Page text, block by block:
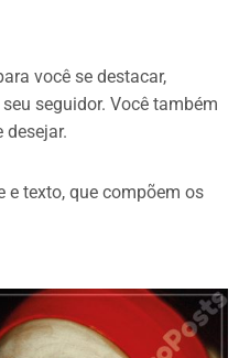
você se destacar,
seguidor. Você também
desejar.
e texto, que compõem os